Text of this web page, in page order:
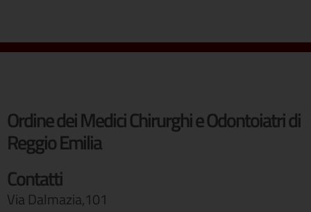
Ordine dei Medici Chirurghi e Odontoiatri di
Reggio Emilia
Contatti
Via Dalmazia,101